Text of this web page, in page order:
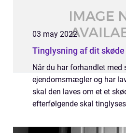
03 may 2022
Tinglysning af dit skøde
Når du har forhandlet med
ejendomsmægler og har
skal den laves om et et
efterfølgende skal
boligen. Har du selv